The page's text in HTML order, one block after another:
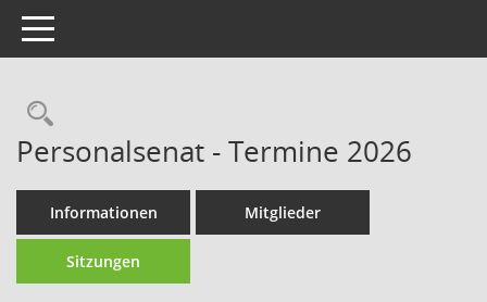
Toggle navigation
Rechercheauswahl
Personalsenat - Termine 2026
Informationen Mitglieder
Sitzungen